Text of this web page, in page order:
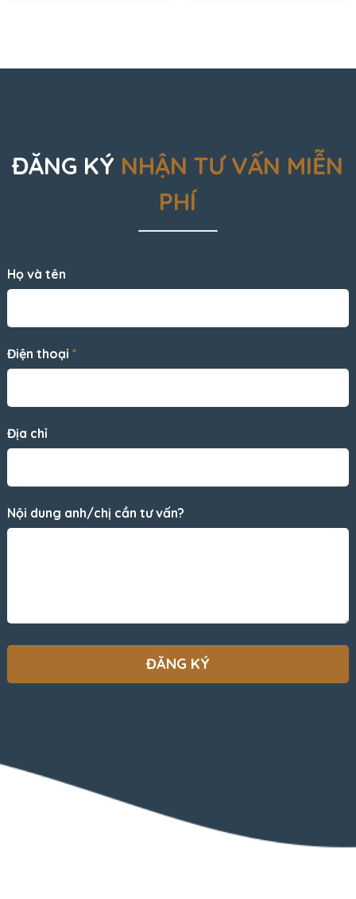
ĐĂNG KÝ NHẬN TƯ VẤN MIỄN
PHÍ
Họ và tên
Điện thoại *
Địa chỉ
Nội dung anh/chị cần tư vấn?